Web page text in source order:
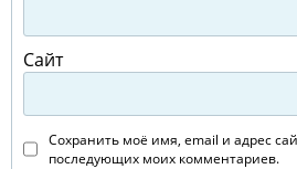
Сайт
Сохранить моё имя, email и адрес
последующих моих комментариев.